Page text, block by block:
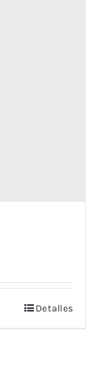
Detalles